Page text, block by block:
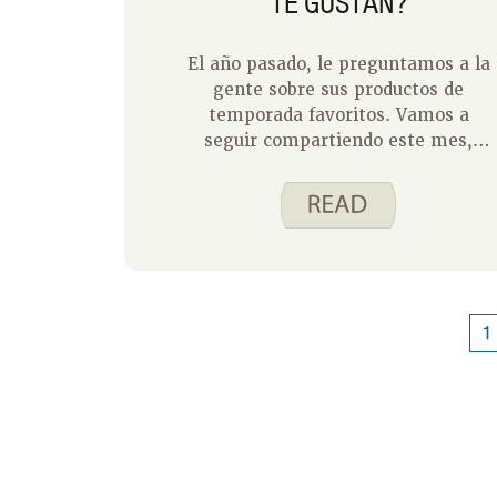
El año pasado, le preguntamos a la
gente sobre sus productos de
temporada favoritos. Vamos a
seguir compartiendo este mes,
preguntarles a mis tres hijos qué
frutas y verduras les gusta comer en
grandes en las casas del abuelo y la
1